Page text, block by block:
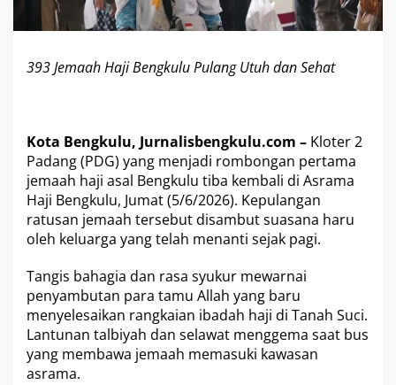
u
u
l
U
t
u
h
d
a
n
e
h
a
t
393 Jemaah Haji Bengkulu Pulang Utuh dan Sehat
Kota Bengkulu, Jurnalisbengkulu.com – Kloter 2
Padang (PDG) yang menjadi rombongan pertama
jemaah haji asal Bengkulu tiba kembali di Asrama
Haji Bengkulu, Jumat (5/6/2026). Kepulangan
ratusan jemaah tersebut disambut suasana haru
oleh keluarga yang telah menanti sejak pagi.
Tangis bahagia dan rasa syukur mewarnai
penyambutan para tamu Allah yang baru
menyelesaikan rangkaian ibadah haji di Tanah Suci.
Lantunan talbiyah dan selawat menggema saat bus
yang membawa jemaah memasuki kawasan
asrama.